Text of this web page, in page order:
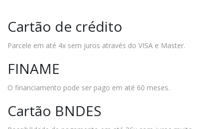
Cartão de crédito
Parcele em até 4x sem juros através do VISA e Master.
FINAME
O financiamento pode ser pago em até 60 meses.
Cartão BNDES